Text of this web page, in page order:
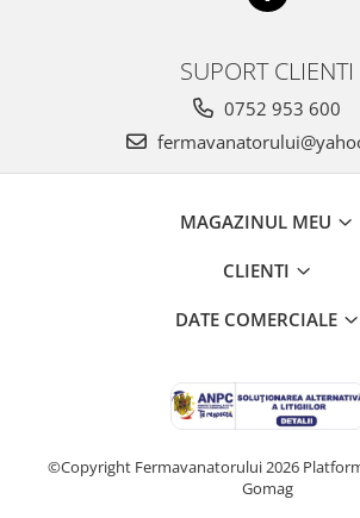
SUPORT CLIENTI
0752 953 600
MAGAZINUL MEU
CLIENTI
DATE COMERCIALE
©Copyright Fermavanatorului 2026
Gomag